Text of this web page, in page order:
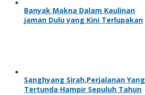
Banyak Makna Dalam Kaulinan
jaman Dulu yang Kini Terlupakan
Sanghyang Sirah,Perjalanan Yang
Tertunda Hampir Sepuluh Tahun